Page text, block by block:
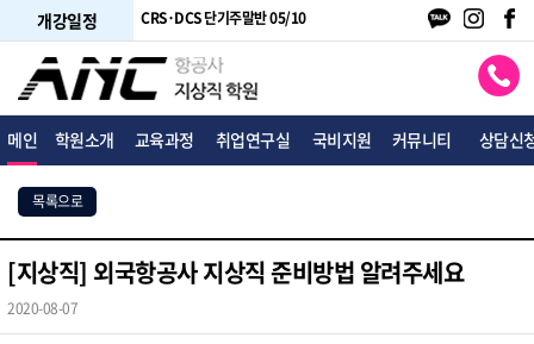
개강일정
말반 05/24 CRS·DCS 단기주말반 05/10 CRS·DCS 단기평일반 05/18
메인 학원소개 교육과정 취업연구실 국비지원 커뮤니티 상담신
목록으로
[지상직] 외국항공사 지상직 준비방법 알려주세요
2020-08-07